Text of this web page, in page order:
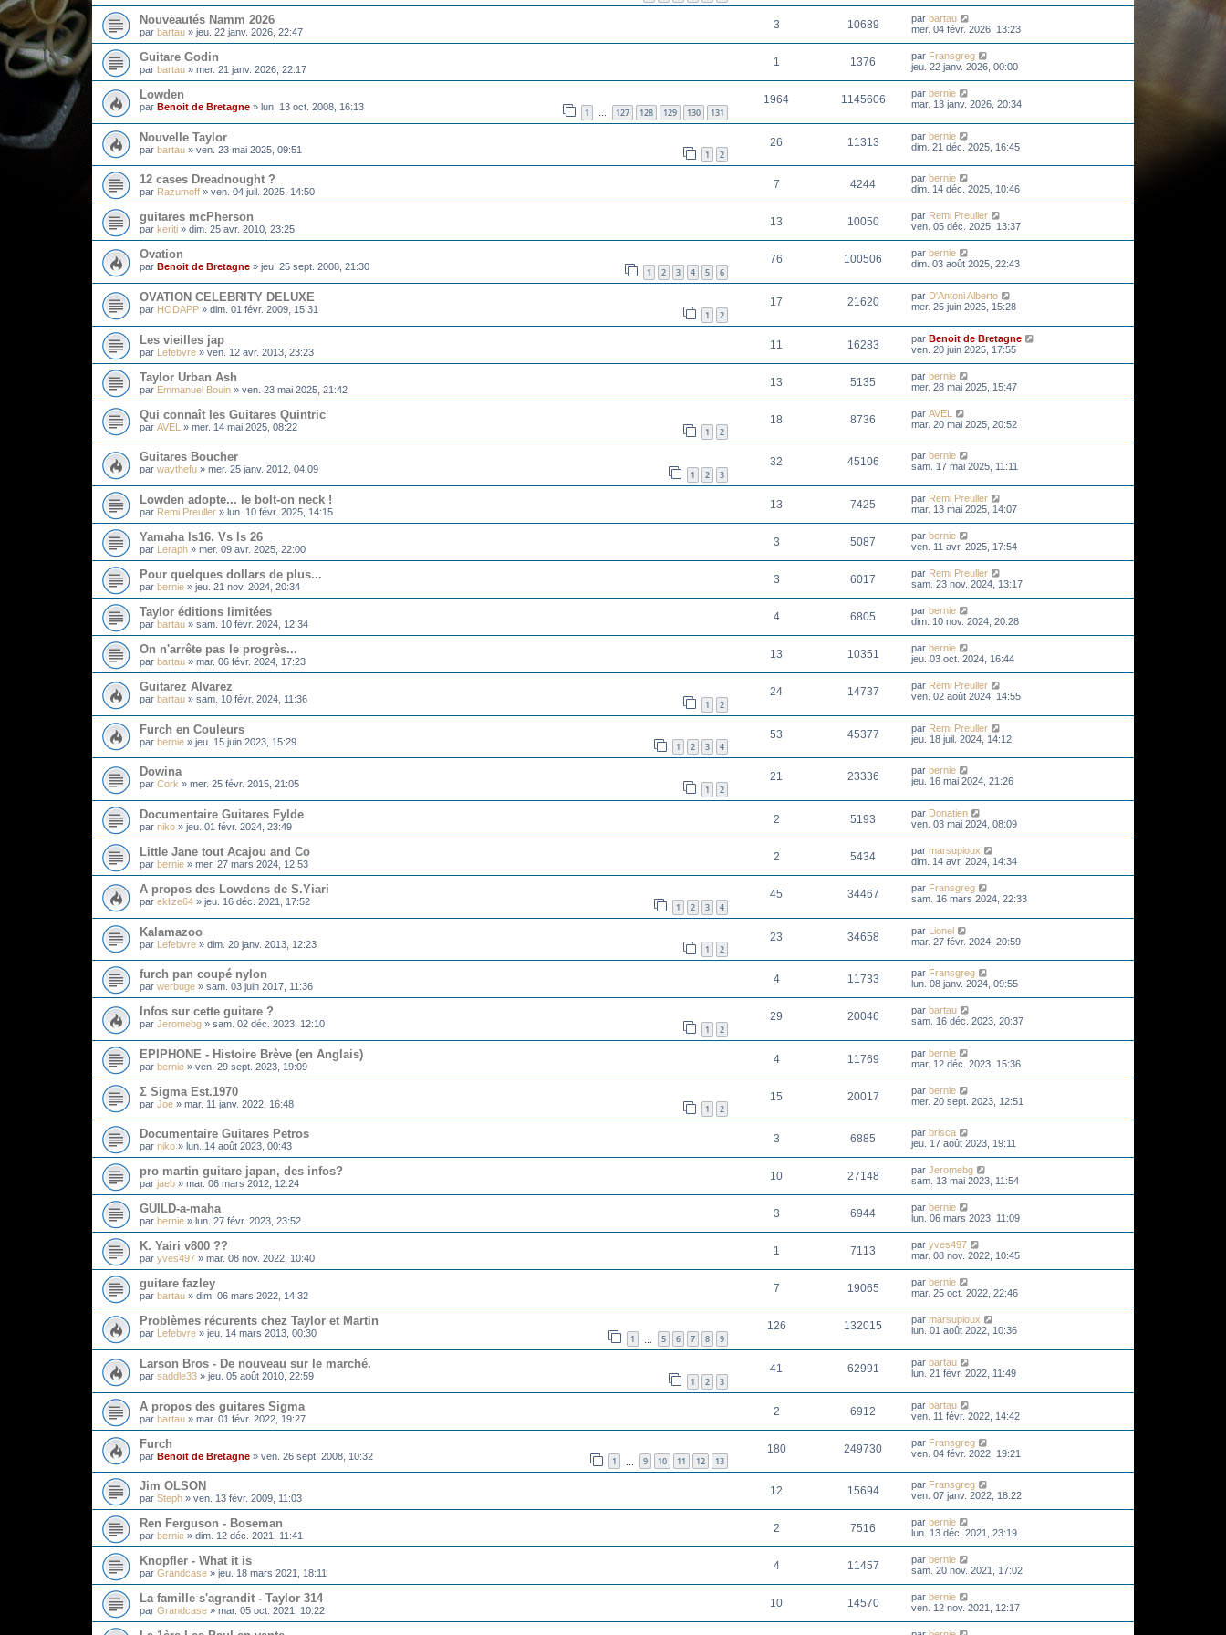
Nouveautés Namm 2026
par bartau » jeu. 22 janv. 2026, 22:47
3 10689 par bartau
mer. 04 févr. 2026, 13:23
Guitare Godin
par bartau » mer. 21 janv. 2026, 22:17
1 1376 par Fransgreg
jeu. 22 janv. 2026, 00:00
Lowden
par Benoit de Bretagne » lun. 13 oct. 2008, 16:13 1 … 127 128 129 130 131
1964 1145606 par bernie
mar. 13 janv. 2026, 20:34
Nouvelle Taylor
par bartau » ven. 23 mai 2025, 09:51 1 2
26 11313 par bernie
dim. 21 déc. 2025, 16:45
12 cases Dreadnought ?
par Razumoff » ven. 04 juil. 2025, 14:50
7 4244 par bernie
dim. 14 déc. 2025, 10:46
guitares mcPherson
par keriti » dim. 25 avr. 2010, 23:25
13 10050 par Remi Preuller
ven. 05 déc. 2025, 13:37
Ovation
par Benoit de Bretagne » jeu. 25 sept. 2008, 21:30 1 2 3 4 5 6
76 100506 par bernie
dim. 03 août 2025, 22:43
OVATION CELEBRITY DELUXE
par HODAPP » dim. 01 févr. 2009, 15:31 1 2
17 21620 par D'Antoni Alberto
mer. 25 juin 2025, 15:28
Les vieilles jap
par Lefebvre » ven. 12 avr. 2013, 23:23
11 16283 par Benoit de Bretagne
ven. 20 juin 2025, 17:55
Taylor Urban Ash
par Emmanuel Bouin » ven. 23 mai 2025, 21:42
13 5135 par bernie
mer. 28 mai 2025, 15:47
Qui connaît les Guitares Quintric
par AVEL » mer. 14 mai 2025, 08:22 1 2
18 8736 par AVEL
mar. 20 mai 2025, 20:52
Guitares Boucher
par waythefu » mer. 25 janv. 2012, 04:09 1 2 3
32 45106 par bernie
sam. 17 mai 2025, 11:11
Lowden adopte... le bolt-on neck !
par Remi Preuller » lun. 10 févr. 2025, 14:15
13 7425 par Remi Preuller
mar. 13 mai 2025, 14:07
Yamaha ls16. Vs ls 26
par Leraph » mer. 09 avr. 2025, 22:00
3 5087 par bernie
ven. 11 avr. 2025, 17:54
Pour quelques dollars de plus...
par bernie » jeu. 21 nov. 2024, 20:34
3 6017 par Remi Preuller
sam. 23 nov. 2024, 13:17
Taylor éditions limitées
par bartau » sam. 10 févr. 2024, 12:34
4 6805 par bernie
dim. 10 nov. 2024, 20:28
On n'arrête pas le progrès...
par bartau » mar. 06 févr. 2024, 17:23
13 10351 par bernie
jeu. 03 oct. 2024, 16:44
Guitarez Alvarez
par bartau » sam. 10 févr. 2024, 11:36 1 2
24 14737 par Remi Preuller
ven. 02 août 2024, 14:55
Furch en Couleurs
par bernie » jeu. 15 juin 2023, 15:29 1 2 3 4
53 45377 par Remi Preuller
jeu. 18 juil. 2024, 14:12
Dowina
par Cork » mer. 25 févr. 2015, 21:05 1 2
21 23336 par bernie
jeu. 16 mai 2024, 21:26
Documentaire Guitares Fylde
par niko » jeu. 01 févr. 2024, 23:49
2 5193 par Donatien
ven. 03 mai 2024, 08:09
Little Jane tout Acajou and Co
par bernie » mer. 27 mars 2024, 12:53
2 5434 par marsupioux
dim. 14 avr. 2024, 14:34
A propos des Lowdens de S.Yiari
par eklize64 » jeu. 16 déc. 2021, 17:52 1 2 3 4
45 34467 par Fransgreg
sam. 16 mars 2024, 22:33
Kalamazoo
par Lefebvre » dim. 20 janv. 2013, 12:23 1 2
23 34658 par Lionel
mar. 27 févr. 2024, 20:59
furch pan coupé nylon
par werbuge » sam. 03 juin 2017, 11:36
4 11733 par Fransgreg
lun. 08 janv. 2024, 09:55
Infos sur cette guitare ?
par Jeromebg » sam. 02 déc. 2023, 12:10 1 2
29 20046 par bartau
sam. 16 déc. 2023, 20:37
EPIPHONE - Histoire Brève (en Anglais)
par bernie » ven. 29 sept. 2023, 19:09
4 11769 par bernie
mar. 12 déc. 2023, 15:36
Σ Sigma Est.1970
par Joe » mar. 11 janv. 2022, 16:48 1 2
15 20017 par bernie
mer. 20 sept. 2023, 12:51
Documentaire Guitares Petros
par niko » lun. 14 août 2023, 00:43
3 6885 par brisca
jeu. 17 août 2023, 19:11
pro martin guitare japan, des infos?
par jaeb » mar. 06 mars 2012, 12:24
10 27148 par Jeromebg
sam. 13 mai 2023, 11:54
GUILD-a-maha
par bernie » lun. 27 févr. 2023, 23:52
3 6944 par bernie
lun. 06 mars 2023, 11:09
K. Yairi v800 ??
par yves497 » mar. 08 nov. 2022, 10:40
1 7113 par yves497
mar. 08 nov. 2022, 10:45
guitare fazley
par bartau » dim. 06 mars 2022, 14:32
7 19065 par bernie
mar. 25 oct. 2022, 22:46
Problèmes récurents chez Taylor et Martin
par Lefebvre » jeu. 14 mars 2013, 00:30 1 5 6 7 8 9
126 132015 par marsupioux
lun. 01 août 2022, 10:36
Larson Bros - De nouveau sur le marché.
par saddle33 » jeu. 05 août 2010, 22:59 1 2 3
41 62991 par bartau
lun. 21 févr. 2022, 11:49
A propos des guitares Sigma
par bartau » mar. 01 févr. 2022, 19:27
2 6912 par bartau
ven. 11 févr. 2022, 14:42
Furch
par Benoit de Bretagne » ven. 26 sept. 2008, 10:32 1 9 10 11 12 13
180 249730 par Fransgreg
ven. 04 févr. 2022, 19:21
Jim OLSON
par Steph » ven. 13 févr. 2009, 11:03
12 15694 par Fransgreg
ven. 07 janv. 2022, 18:22
Ren Ferguson - Boseman
par bernie » dim. 12 déc. 2021, 11:41
2 7516 par bernie
lun. 13 déc. 2021, 23:19
Knopfler - What it is
par Grandcase » jeu. 18 mars 2021, 18:11
4 11457 par bernie
sam. 20 nov. 2021, 17:02
La famille s'agrandit - Taylor 314
par Grandcase » mar. 05 oct. 2021, 10:22
10 14570 par bernie
ven. 12 nov. 2021, 12:17